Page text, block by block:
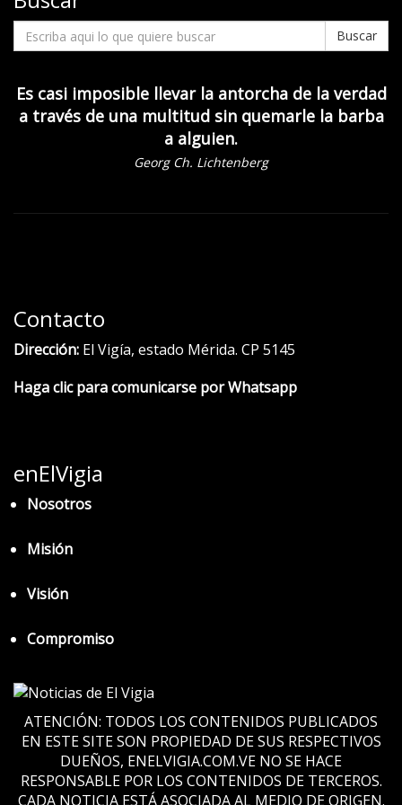
Buscar
Es casi imposible llevar la antorcha de la verdad
a través de una multitud sin quemarle la barba
a alguien.
Georg Ch. Lichtenberg
Contacto
Dirección: El Vigía, estado Mérida. CP 5145
Haga clic para comunicarse por Whatsapp
enElVigia
Nosotros
Misión
Visión
Compromiso
ATENCIÓN: TODOS LOS CONTENIDOS PUBLICADOS
EN ESTE SITE SON PROPIEDAD DE SUS RESPECTIVOS
DUEÑOS, ENELVIGIA.COM.VE NO SE HACE
RESPONSABLE POR LOS CONTENIDOS DE TERCEROS.
CADA NOTICIA ESTÁ ASOCIADA AL MEDIO DE ORIGEN.